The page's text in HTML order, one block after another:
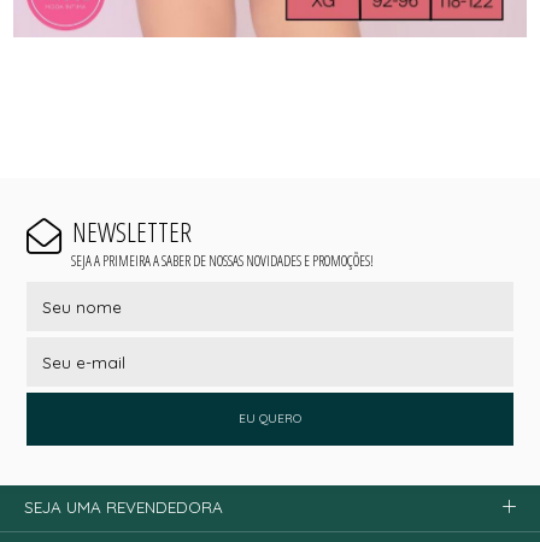
NEWSLETTER
SEJA A PRIMEIRA A SABER DE NOSSAS NOVIDADES E PROMOÇÕES!
EU QUERO
SEJA UMA REVENDEDORA